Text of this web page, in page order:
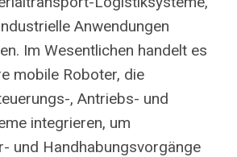
Anwendungen
Im Wesentlichen handelt es
mobile Roboter, die
, Antriebs- und
integrieren, um
und Handhabungsvorgänge